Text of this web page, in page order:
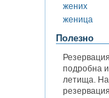
жених
женица
Полезно
подробна
летища.